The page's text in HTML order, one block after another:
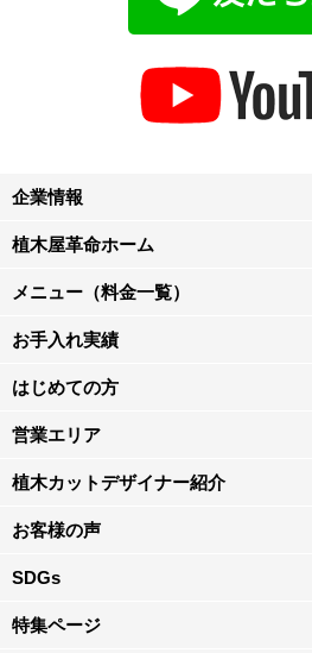
企業情報
植木屋革命ホーム
メニュー（料金一覧）
お手入れ実績
はじめての方
営業エリア
植木カットデザイナー紹介
お客様の声
SDGs
特集ページ